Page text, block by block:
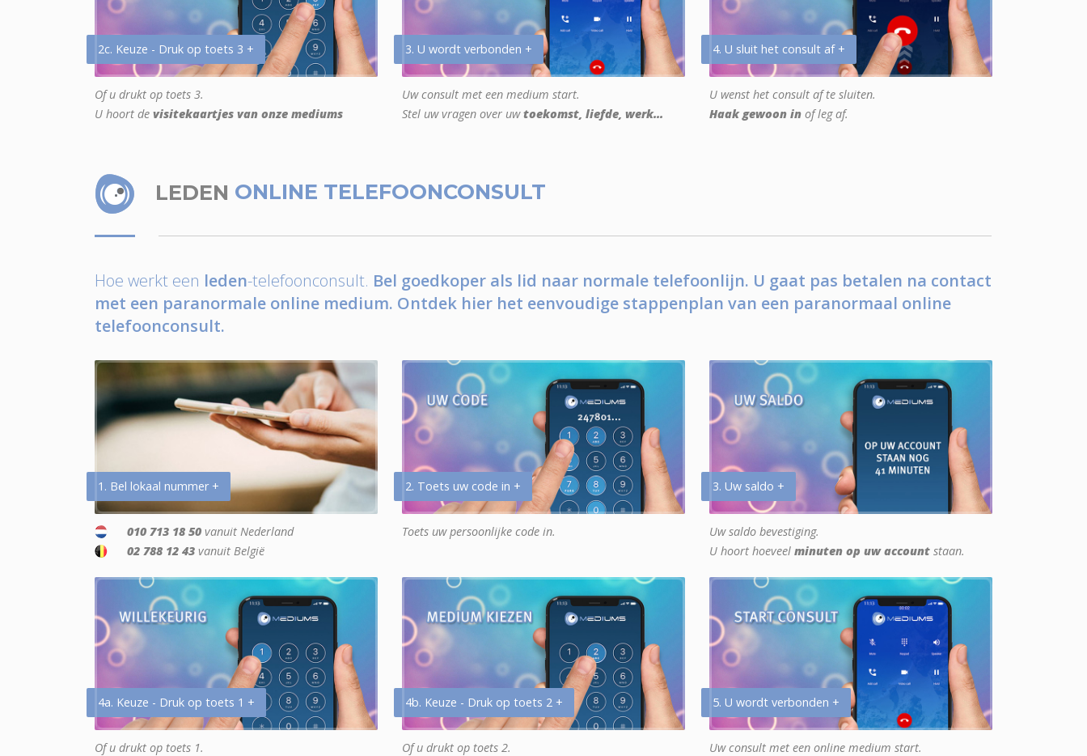
2c. Keuze - Druk op toets 3 +
Of u drukt op toets 3.
U hoort de visitekaartjes van onze mediums
3. U wordt verbonden +
Uw consult met een medium start.
Stel uw vragen over uwtoekomst, liefde, werk...
4. U sluit het consult af +
U wenst het consult af te sluiten.
Haak gewoon in of leg af.
LEDEN ONLINE TELEFOONCONSULT
Hoe werkt een leden-telefoonconsult. Bel goedkoper als lid naar normale telefoonlijn. U gaat pas betalen na contact
met een paranormale online medium. Ontdek hier het eenvoudige stappenplan van een paranormaal online
telefoonconsult.
1. Bel lokaal nummer +
010 713 18 50 vanuit Nederland
02 788 12 43 vanuit België
2. Toets uw code in +
Toets uw persoonlijke code in.
3. Uw saldo +
Uw saldo bevestiging.
U hoort hoeveel minuten op uw account staan.
4a. Keuze - Druk op toets 1 +
Of u drukt op toets 1.
4b. Keuze - Druk op toets 2 +
Of u drukt op toets 2.
5. U wordt verbonden +
Uw consult met een online medium start.